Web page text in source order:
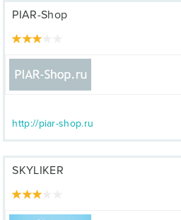
PIAR-Shop
http://piar-shop.ru
SKYLIKER